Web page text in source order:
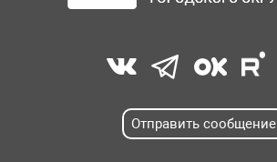
Отправить сообщение